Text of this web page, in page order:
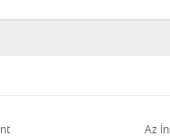
Az